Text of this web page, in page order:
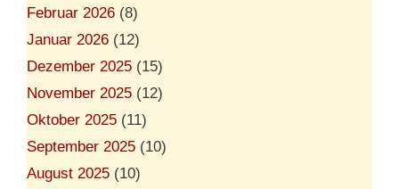
Februar 2026 (8)
Januar 2026 (12)
Dezember 2025 (15)
November 2025 (12)
Oktober 2025 (11)
September 2025 (10)
August 2025 (10)